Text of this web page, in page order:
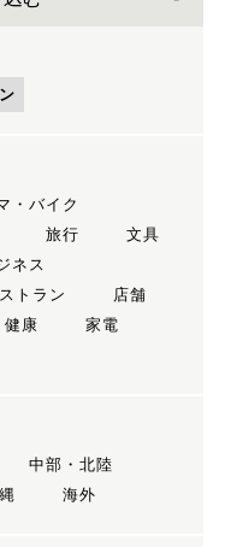
・バイク
旅行
文具
ネス
トラン
店舗
健康
家電
中部・北陸
海外